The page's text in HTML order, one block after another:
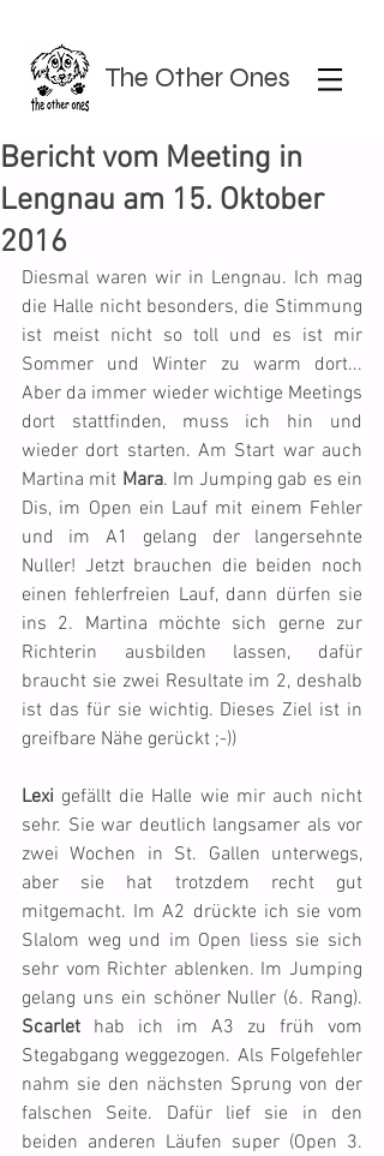
The Other Ones
Bericht vom Meeting in
Lengnau am 15. Oktober
2016
Diesmal waren wir in Lengnau. Ich mag
die Halle nicht besonders, die Stimmung
ist meist nicht so toll und es ist mir
Sommer und Winter zu warm dort...
Aber da immer wieder wichtige Meetings
dort stattfinden, muss ich hin und
wieder dort starten. Am Start war auch
Martina mit Mara. Im Jumping gab es ein
Dis, im Open ein Lauf mit einem Fehler
und im A1 gelang der langersehnte
Nuller! Jetzt brauchen die beiden noch
einen fehlerfreien Lauf, dann dürfen sie
ins 2. Martina möchte sich gerne zur
Richterin ausbilden lassen, dafür
braucht sie zwei Resultate im 2, deshalb
ist das für sie wichtig. Dieses Ziel ist in
greifbare Nähe gerückt ;-))
Lexi gefällt die Halle wie mir auch nicht
sehr. Sie war deutlich langsamer als vor
zwei Wochen in St. Gallen unterwegs,
aber sie hat trotzdem recht gut
mitgemacht. Im A2 drückte ich sie vom
Slalom weg und im Open liess sie sich
sehr vom Richter ablenken. Im Jumping
Scarlet hab ich im A3 zu früh vom
Stegabgang weggezogen. Als Folgefehler
nahm sie den nächsten Sprung von der
falschen Seite. Dafür lief sie in den
beiden anderen Läufen super (Open 3.